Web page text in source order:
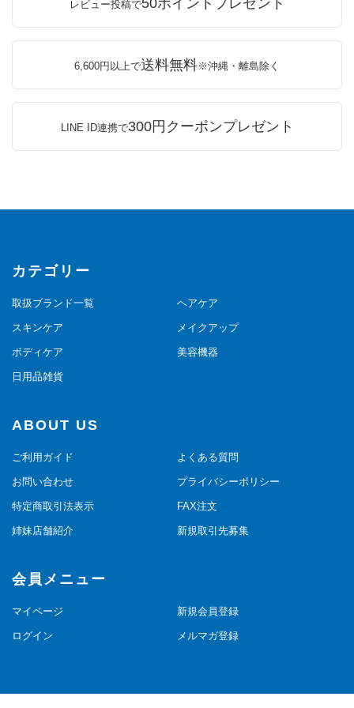
レビュー投稿で50ポイントプレゼント
6,600円以上で送料無料※沖縄・離島除く
LINE ID連携で300円クーポンプレゼント
カテゴリー
取扱ブランド一覧 ヘアケア
スキンケア メイクアップ
ボディケア 美容機器
日用品雑貨
ABOUT US
ご利用ガイド よくある質問
お問い合わせ プライバシーポリシー
特定商取引法表示 FAX注文
姉妹店舗紹介 新規取引先募集
会員メニュー
マイページ 新規会員登録
ログイン メルマガ登録